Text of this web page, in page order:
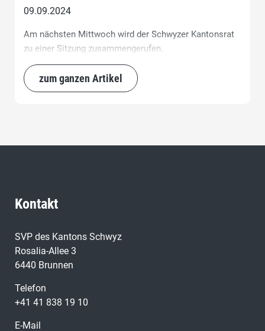
09.09.2024
Am nächsten Mittwoch wird der Schwyzer Kantonsrat
zu einer Sitzung zusammengerufen.
zum ganzen Artikel
Kontakt
SVP des Kantons Schwyz
Rosalia-Allee 3
6440 Brunnen
Telefon
+41 41 838 19 10
E-Mail